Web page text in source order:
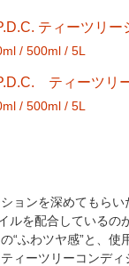
ティーツリー
/ 500ml / 5L
ティーツリ
/ 500ml / 5L
ョンを深めても
を配合しているの
ふわツヤ感”と、使
ィーツリーコンデ